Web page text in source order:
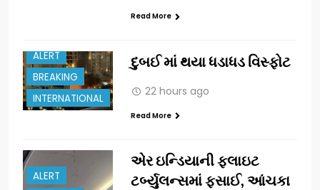
Read More
ALERT
BREAKING
INTERNATIONAL
દુબઈ માં થયા ધડાધડ વિસ્ફોટ
22 hours ago
Read More
ALERT
એર ઇન્ડિયાની ફ્લાઇટ
ટર્બ્યુલન્સમાં ફસાઈ, આંચકા